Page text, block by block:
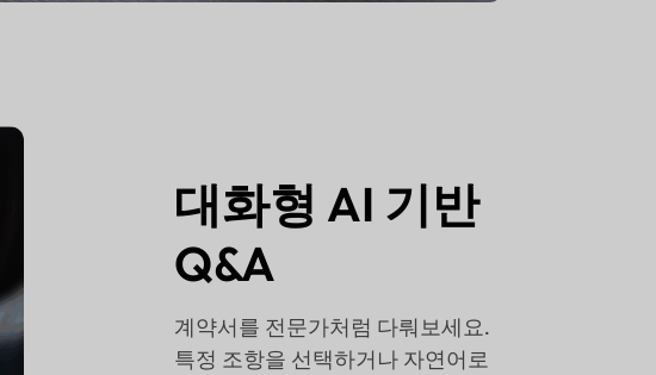
대화형 AI 기반
Q&A
계약서를 전문가처럼 다뤄보세요.
특정 조항을 선택하거나 자연어로